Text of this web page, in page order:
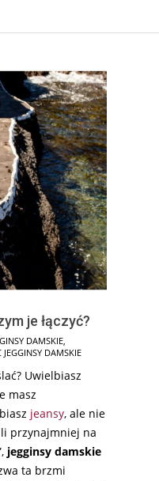
je łączyć?
DAMSKIE,
JEGGINSY DAMSKIE
Uwielbiasz
masz
jeansy, ale nie
przynajmniej na
jegginsy damskie
ta brzmi